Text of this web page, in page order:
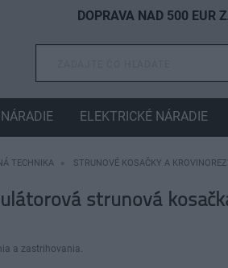
TECHNIKA STRUNOVÉ KOSAČKY A
strunová
a zastrihovania.
DOPRAVA NAD 500 EUR
ELEKTRICKÉ NÁRADIE